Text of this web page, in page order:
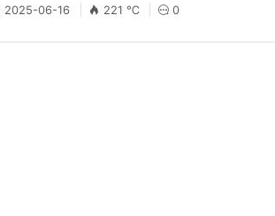
2025-06-16 221 ℃ 0